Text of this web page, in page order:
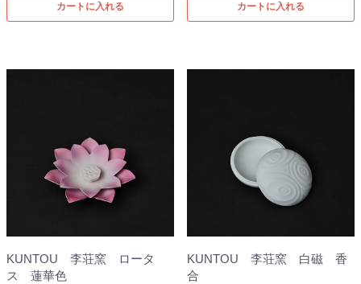
カートに入れる カートに入れる
KUNTOU 李荘窯 ロータ
ス 蓮華色
KUNTOU 李荘窯 白磁 香
合